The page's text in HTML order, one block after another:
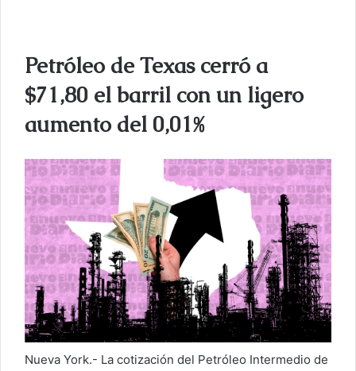
r
n
c
o
e
e
c
t
r
Petróleo de Texas cerró a
$71,80 el barril con un ligero
aumento del 0,01%
Nueva York.- La cotización del Petróleo Intermedio de